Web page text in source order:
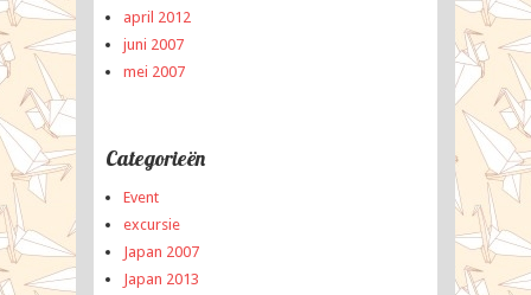
april 2012
juni 2007
mei 2007
Categorieën
Event
excursie
Japan 2007
Japan 2013